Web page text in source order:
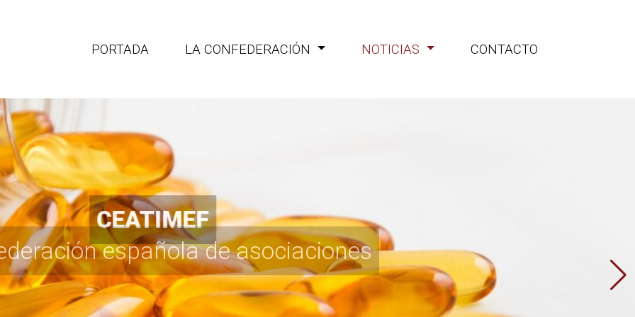
PORTADA LA CONFEDERACIÓN NOTICIAS CONTACTO
Portal de empleo
para profesionales
CEATIMEF
española de asociaciones